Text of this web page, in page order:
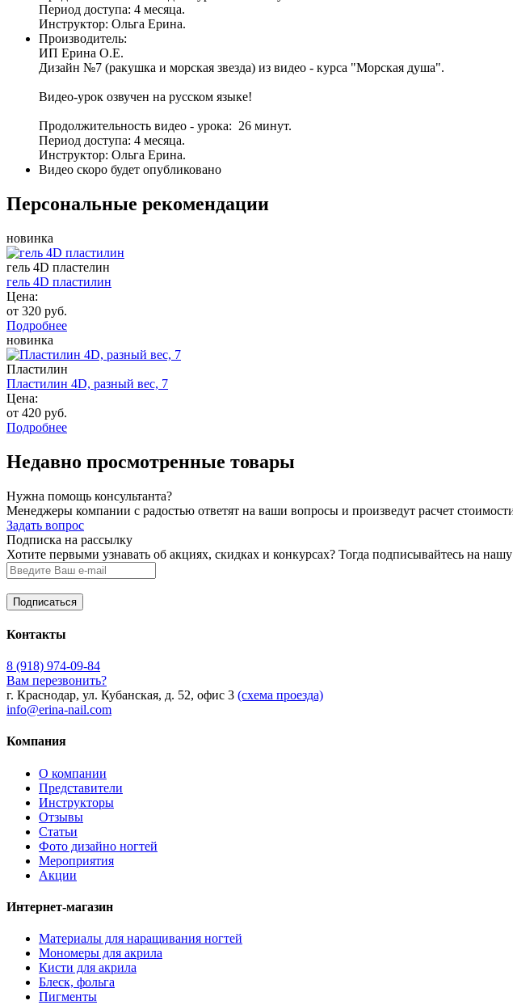
Период доступа: 4 месяца.
Инструктор: Ольга Ерина.
Производитель:
ИП Ерина О.Е.
Дизайн №7 (ракушка и морская звезда) из видео - курса "Морская душа".
Видео-урок озвучен на русском языке!
Продолжительность видео - урока: 26 минут.
Период доступа: 4 месяца.
Инструктор: Ольга Ерина.
Видео скоро будет опубликовано
Персональные рекомендации
новинка
гель 4D пластелин
гель 4D пластилин
Цена:
от 320 руб.
Подробнее
новинка
Пластилин
Пластилин 4D, разный вес, 7
Цена:
от 420 руб.
Подробнее
Недавно просмотренные товары
Нужна помощь консультанта?
Менеджеры компании с радостью ответят на ваши вопросы и произведут расчет
Задать вопрос
Подписка на рассылку
Хотите первыми узнавать об акциях, скидках и конкурсах? Тогда подписывайтесь на
Контакты
8 (918) 974-09-84
Вам перезвонить?
г. Краснодар, ул. Кубанская, д. 52, офис 3 (схема проезда)
info@erina-nail.com
Компания
О компании
Представители
Инструкторы
Отзывы
Статьи
Фото дизайно ногтей
Мероприятия
Акции
Интернет-магазин
Материалы для наращивания ногтей
Мономеры для акрила
Кисти для акрила
Блеск, фольга
Пигменты